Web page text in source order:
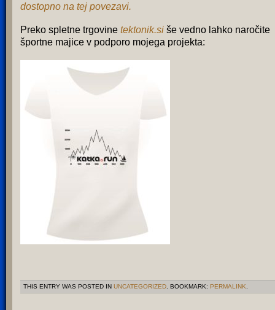
dostopno na tej povezavi.
Preko spletne trgovine tektonik.si še vedno lahko naročite
športne majice v podporo mojega projekta:
THIS ENTRY WAS POSTED IN UNCATEGORIZED . BOOKMARK: PERMALINK